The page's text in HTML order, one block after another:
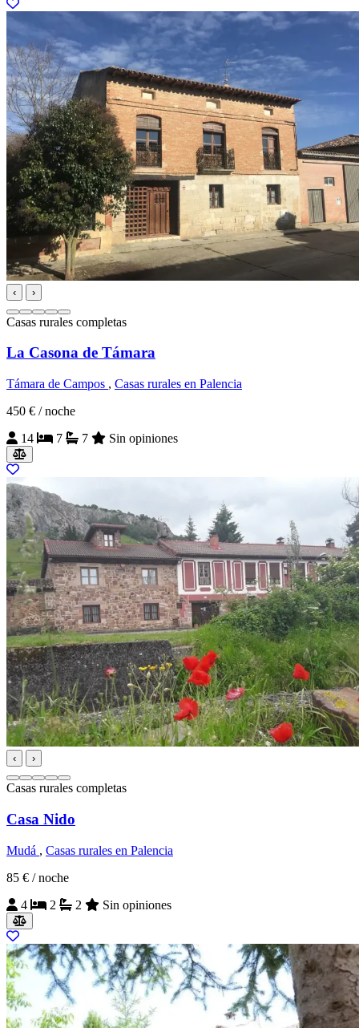
‹ ›
Casas rurales completas
La Casona de Támara
Támara de Campos , Casas rurales en Palencia
450 € / noche
14
7 7 Sin opiniones
‹ ›
Casas rurales completas
Casa Nido
Mudá , Casas rurales en Palencia
85 € / noche
4
2 2 Sin opiniones